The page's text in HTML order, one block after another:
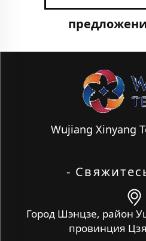
Wujiang Xinyang
-
Город Шэнцзе, район
провинция